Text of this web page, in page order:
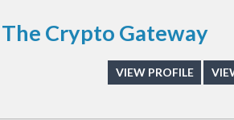
The Crypto Gateway
VIEW PROFILE